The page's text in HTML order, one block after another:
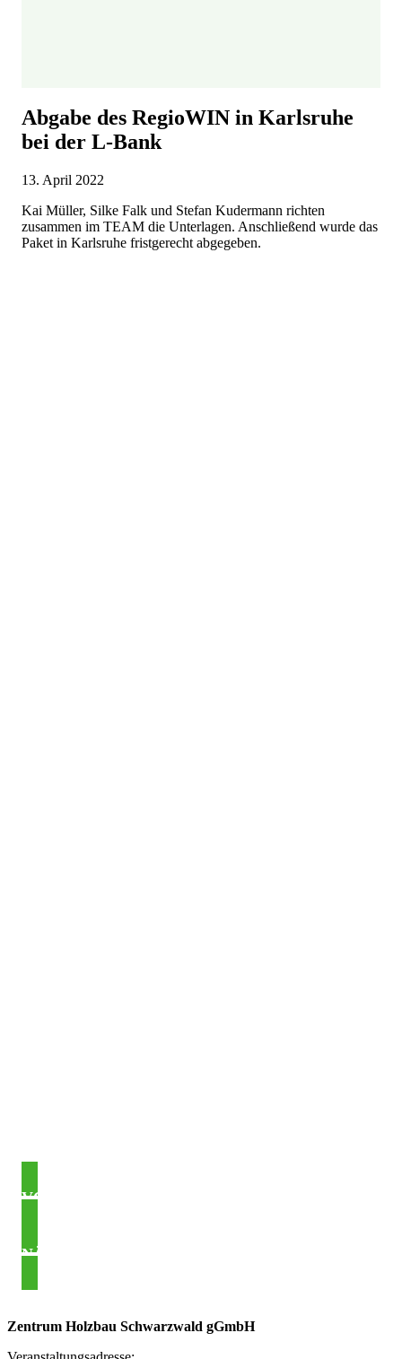
Abgabe des RegioWIN in Karlsruhe
bei der L-Bank
13. April 2022
Kai Müller, Silke Falk und Stefan Kudermann richten
zusammen im TEAM die Unterlagen. Anschließend wurde das
Paket in Karlsruhe fristgerecht abgegeben.
VORHERIGER BEITRAG
NÄCHSTER BEITRAG
Zentrum Holzbau Schwarzwald gGmbH